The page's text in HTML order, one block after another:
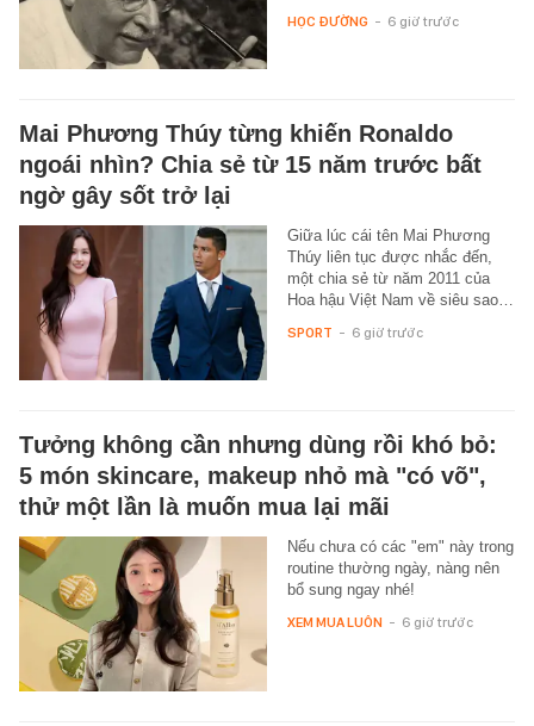
HỌC ĐƯỜNG - 6 giờ trước
Mai Phương Thúy từng khiến Ronaldo
ngoái nhìn? Chia sẻ từ 15 năm trước bất
ngờ gây sốt trở lại
Giữa lúc cái tên Mai Phương
Thúy liên tục được nhắc đến,
một chia sẻ từ năm 2011 của
Hoa hậu Việt Nam về siêu sao…
SPORT - 6 giờ trước
Tưởng không cần nhưng dùng rồi khó bỏ:
5 món skincare, makeup nhỏ mà "có võ",
thử một lần là muốn mua lại mãi
Nếu chưa có các "em" này trong
routine thường ngày, nàng nên
bổ sung ngay nhé!
XEM MUA LUÔN - 6 giờ trước